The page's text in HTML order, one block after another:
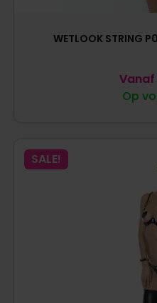
WETLOOK STRING
Op
Vanaf
SALE!